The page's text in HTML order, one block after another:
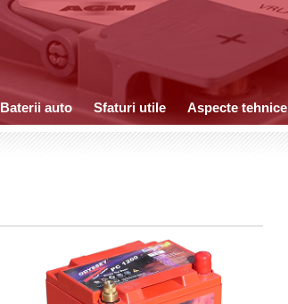
Baterii auto Sfaturi utile Aspecte tehnice